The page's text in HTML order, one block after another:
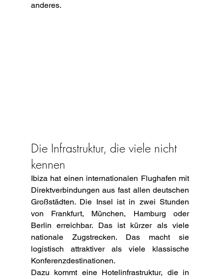
anderes.
Die Infrastruktur, die viele nicht
kennen
Ibiza hat einen internationalen Flughafen mit
Direktverbindungen aus fast allen deutschen
Großstädten. Die Insel ist in zwei Stunden
von Frankfurt, München, Hamburg oder
Berlin erreichbar. Das ist kürzer als viele
nationale Zugstrecken. Das macht sie
logistisch attraktiver als viele klassische
Konferenzdestinationen.
Dazu kommt eine Hotelinfrastruktur, die in